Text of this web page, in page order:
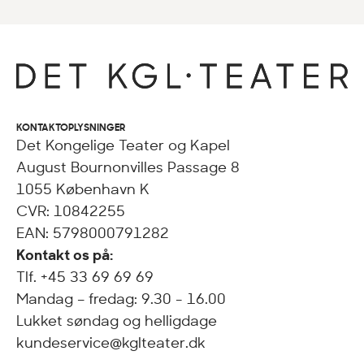
KONTAKTOPLYSNINGER
Det Kongelige Teater og Kapel
August Bournonvilles Passage 8
1055 København K
CVR: 10842255
EAN: 5798000791282
Kontakt os på:
Tlf. +45 33 69 69 69
Mandag – fredag: 9.30 - 16.00
Lukket søndag og helligdage
kundeservice@kglteater.dk